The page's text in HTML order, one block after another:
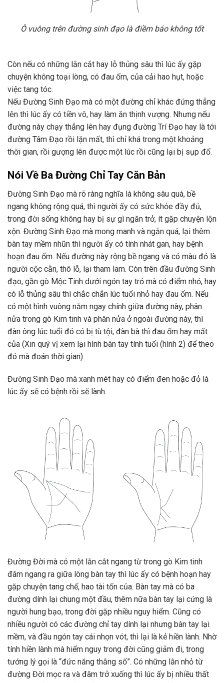
Ô vuông trên đường sinh đạo là điềm báo không tốt
Còn nếu có những lằn cắt hay lỗ thủng sâu thì lúc ấy gặp
chuyện không toại lòng, có đau ốm, của cải hao hụt, hoặc
việc tang tóc.
Nếu Đường Sinh Đạo mà có một đường chỉ khác đứng thẳng
lên thì lúc ấy có tiền vô, hay làm ăn thịnh vượng. Nhưng nếu
đường này chạy thẳng lên hay đụng đường Trí Đạo hay là tới
đường Tâm Đạo rồi lặn mất, thì chỉ khá trong một khoảng
thời gian, rồi gượng lên được một lúc rồi cũng lại bị sụp đổ.
Nói Về Ba Đường Chỉ Tay Căn Bản
Đường Sinh Đạo mà rõ ràng nghĩa là không sâu quá, bề
ngang không rộng quá, thì người ấy có sức khỏe đầy đủ,
trong đời sống không hay bị sự gì ngăn trở, ít gặp chuyện lộn
xộn. Đường Sinh Đạo mà mong manh và ngắn quá, lại thêm
bàn tay mềm nhũn thì người ấy có tính nhát gan, hay bệnh
hoạn đau ốm. Nếu đường này rộng bề ngang và có màu đỏ là
người cộc cằn, thô lỗ, lại tham lam. Còn trên đầu đường Sinh
đạo, gần gò Mộc Tinh dưới ngón tay trỏ mà có điểm nhỏ, hay
có lỗ thủng sâu thì chắc chắn lúc tuổi nhỏ hay đau ốm. Nếu
có một hình vuông nằm ngay chính giữa đường này, phân
nửa trong gò Kim tinh và phân nửa ở ngoài đường này, thì
đàn ông lúc tuổi đó có bị tù tội, đàn bà thì đau ốm hay mất
của (Xin quý vị xem lại hình bàn tay tính tuổi (hình 2) để theo
đó mà đoán thời gian).
Đường Sinh Đạo mà xanh mét hay có điểm đen hoặc đỏ là
lúc ấy sẽ có bệnh rồi sẽ lành.
Đường Đời mà có một lằn cắt ngang từ trong gò Kim tinh
đâm ngang ra giữa lòng bàn tay thì lúc ấy có bệnh hoạn hay
gặp chuyện tang chế, hao tài tốn của. Bàn tay mà có ba
đường dính lại chung một đầu, thêm nữa bàn tay lại cứng là
người hung bạo, trong đời gặp nhiều nguy hiểm. Cũng có
nhiều người có các đường chỉ tay dính lại nhưng bàn tay lại
mềm, và đầu ngón tay cái nhọn vót, thì lại là kẻ hiền lành. Nhờ
tính hiền lành mà hiểm nguy trong đời cũng giảm đi, trong
tướng lý gọi là “đức năng thắng số”. Có những lằn nhỏ từ
đường Đời mọc ra và đâm trở xuống thì lúc ấy bị nhiều thất